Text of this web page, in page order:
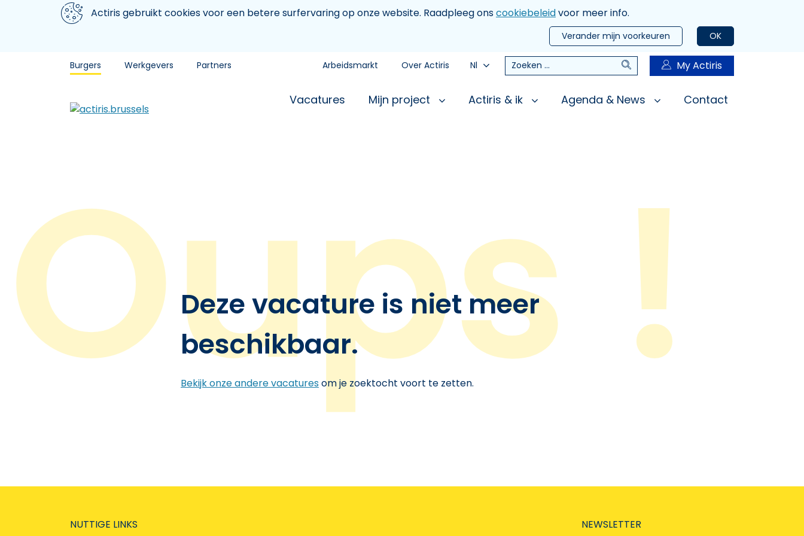
Aller au contenu principal
We gebruiken cookiesActiris gebruikt cookies voor een betere surfervaring op onze website. Raadpleeg onscookiebeleidvoor meer info.
OK
Verander mijn voorkeuren
Burgers Werkgevers Partners Arbeidsmarkt Over Actiris Nl Zoeken Zoeken My Actiris
Vacatures Mijn project Actiris & ik Agenda & News Contact
Deze vacature is niet meer
beschikbaar.
Bekijk onze andere vacaturesom je zoektocht voort te zetten.
NUTTIGE LINKS NEWSLETTER